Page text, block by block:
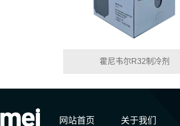
霍尼韦尔R32制冷剂
网站首页 关于我们